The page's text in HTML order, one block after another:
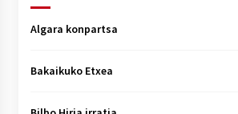
Algara konpartsa
Bakaikuko Etxea